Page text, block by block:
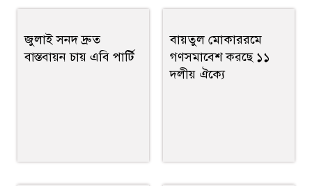
জুলাই সনদ দ্রুত
বাস্তবায়ন চায় এবি পার্টি
বায়তুল মোকাররমে
গণসমাবেশ করছে ১১
দলীয় ঐক্যে